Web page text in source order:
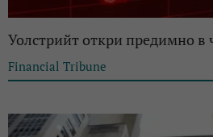
Уолстрийт откри предимно в
Financial Tribune